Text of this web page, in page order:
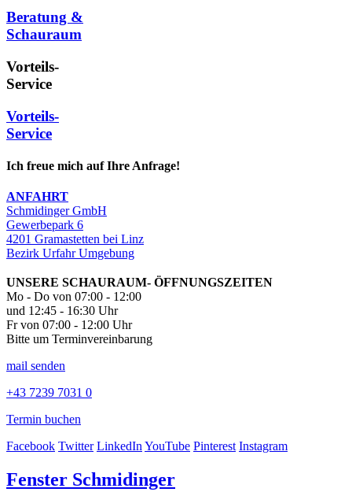
Beratung &
Schauraum
Vorteils-
Service
Vorteils-
Service
Ich freue mich auf Ihre Anfrage!
ANFAHRT
Schmidinger GmbH
Gewerbepark 6
4201 Gramastetten bei Linz
Bezirk Urfahr Umgebung
UNSERE SCHAURAUM- ÖFFNUNGSZEITEN
Mo - Do von 07:00 - 12:00
und 12:45 - 16:30 Uhr
Fr von 07:00 - 12:00 Uhr
Bitte um Terminvereinbarung
mail senden
+43 7239 7031 0
Termin buchen
Facebook Twitter LinkedInYouTube Pinterest Instagram
Fenster Schmidinger